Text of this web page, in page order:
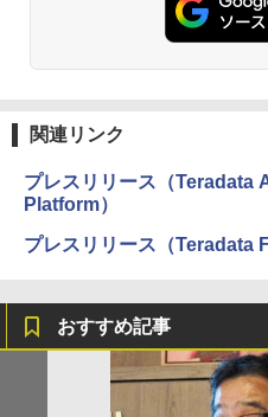
関連リンク
プレスリリース（
Platform）
プレスリリース（Teradata
おすすめ記事